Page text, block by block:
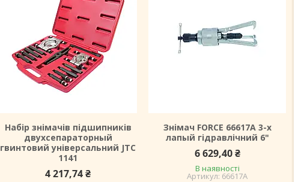
Набір знімачів підшипників
двухсепараторный
гвинтовий універсальний JTC
1141
4 217,74 ₴
Знімач FORCE 66617A 3-х
лапый гідравлічний 6"
6 629,40 ₴
В наявності
66617A